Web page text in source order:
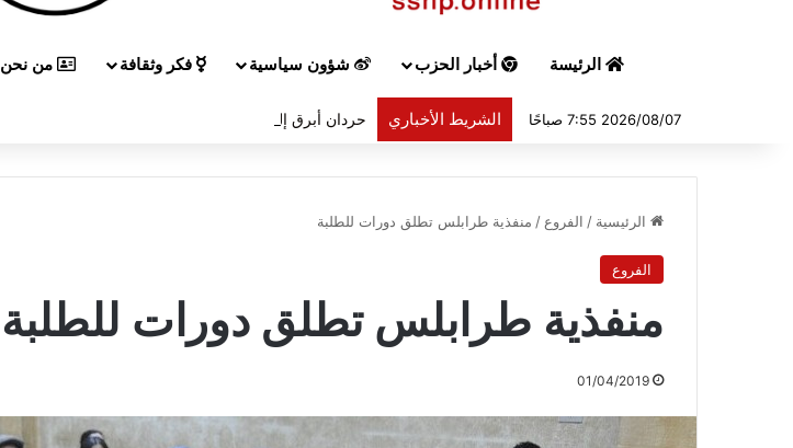
الرئيسة أخبار الحزب شؤون سياسية فكر وثقافة من نحن
2026/08/07 7:55 صباحًا الشريط الأخباري حردان أبرق إلى هيكل مهنئاً بمناسبة عيد الجيش
الرئيسية / الفروع / منفذية طرابلس تطلق دورات للطلبة
الفروع
منفذية طرابلس تطلق دورات للطلبة
01/04/2019